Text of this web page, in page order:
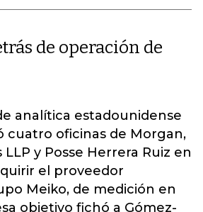
de operación de
analítica estadounidense
cuatro oficinas de Morgan,
LLP y Posse Herrera Ruiz en
el proveedor
Meiko, de medición en
objetivo fichó a Gómez-